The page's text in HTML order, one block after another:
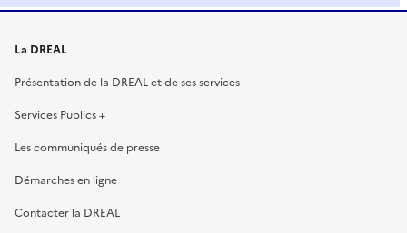
La DREAL
Présentation de la DREAL et de ses services
Services Publics +
Les communiqués de presse
Démarches en ligne
Contacter la DREAL